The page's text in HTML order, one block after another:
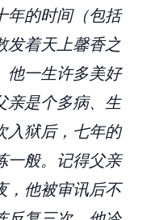
年的时间（包括
发着天上馨香之
他一生许多美好
亲是个多病、生
入狱后，七年的
一般。记得父亲
，他被审讯后不